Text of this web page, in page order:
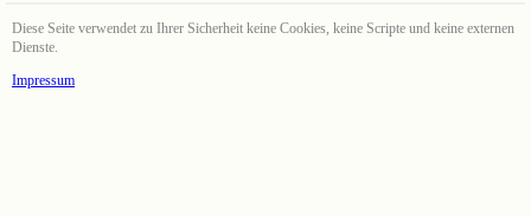
Diese Seite verwendet zu Ihrer Sicherheit keine Cookies, keine Scripte und keine externen
Dienste.
Impressum